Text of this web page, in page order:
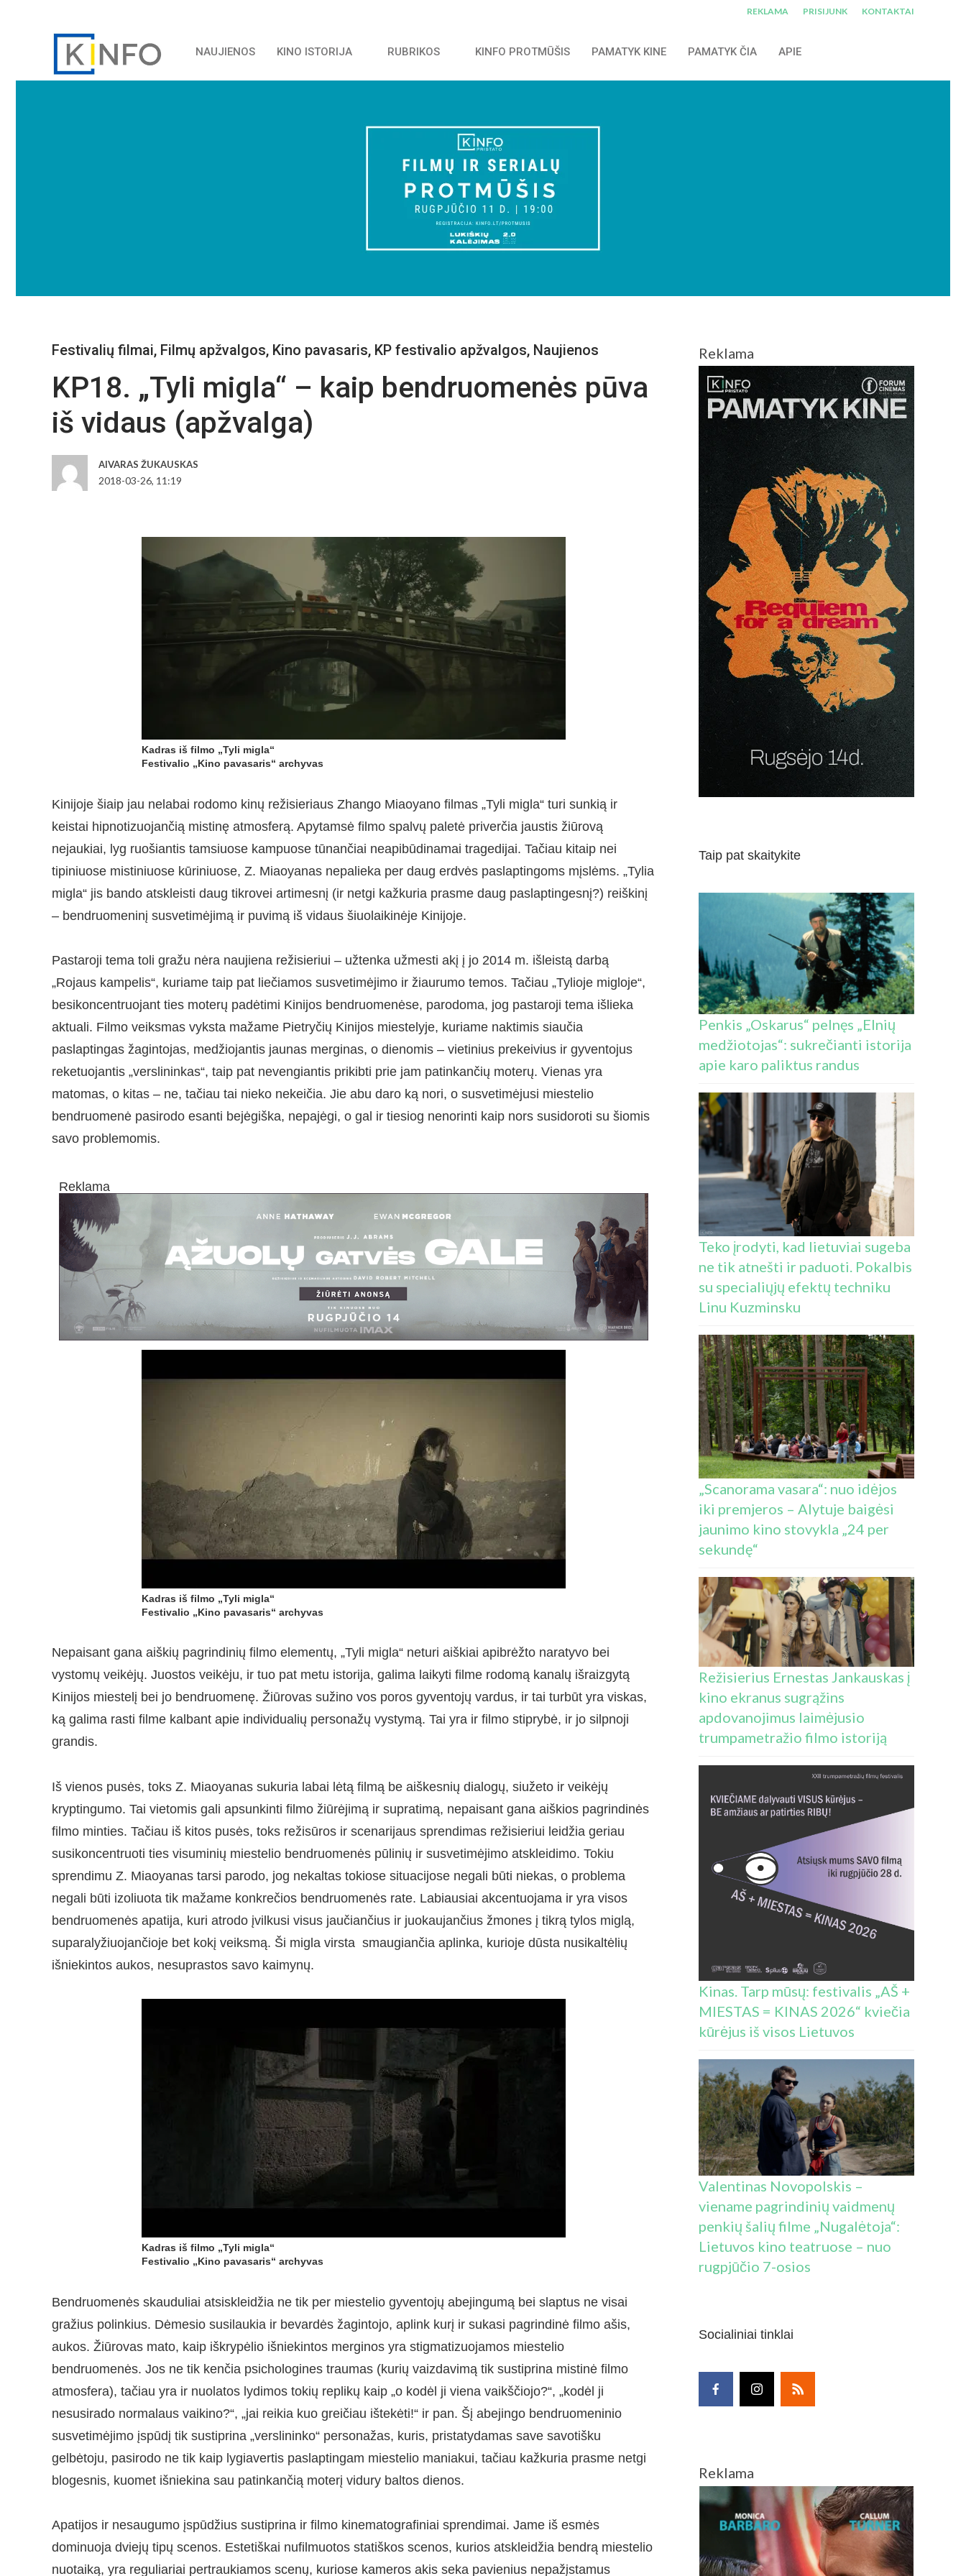
REKLAMA PRISIJUNK KONTAKTAI
NAUJIENOS KINO ISTORIJA RUBRIKOS KINFO PROTMŪŠIS PAMATYK KINE PAMATYK ČIA APIE
Festivalių filmai, Filmų apžvalgos, Kino pavasaris, KP festivalio apžvalgos, Naujienos
KP18. „Tyli migla“ – kaip bendruomenės pūva
iš vidaus (apžvalga)
AIVARAS ŽUKAUSKAS
2018-03-26, 11:19
Kadras iš filmo „Tyli migla“
Festivalio „Kino pavasaris“ archyvas
Kinijoje šiaip jau nelabai rodomo kinų režisieriaus Zhango Miaoyano filmas „Tyli migla“ turi sunkią ir
keistai hipnotizuojančią mistinę atmosferą. Apytamsė filmo spalvų paletė priverčia jaustis žiūrovą
nejaukiai, lyg ruošiantis tamsiuose kampuose tūnančiai neapibūdinamai tragedijai. Tačiau kitaip nei
tipiniuose mistiniuose kūriniuose, Z. Miaoyanas nepalieka per daug erdvės paslaptingoms mįslėms. „Tylia
migla“ jis bando atskleisti daug tikrovei artimesnį (ir netgi kažkuria prasme daug paslaptingesnį?) reiškinį
– bendruomeninį susvetimėjimą ir puvimą iš vidaus šiuolaikinėje Kinijoje.
Pastaroji tema toli gražu nėra naujiena režisieriui – užtenka užmesti akį į jo 2014 m. išleistą darbą
„Rojaus kampelis“, kuriame taip pat liečiamos susvetimėjimo ir žiaurumo temos. Tačiau „Tylioje migloje“,
besikoncentruojant ties moterų padėtimi Kinijos bendruomenėse, parodoma, jog pastaroji tema išlieka
aktuali. Filmo veiksmas vyksta mažame Pietryčių Kinijos miestelyje, kuriame naktimis siaučia
paslaptingas žagintojas, medžiojantis jaunas merginas, o dienomis – vietinius prekeivius ir gyventojus
reketuojantis „verslininkas“, taip pat nevengiantis prikibti prie jam patinkančių moterų. Vienas yra
matomas, o kitas – ne, tačiau tai nieko nekeičia. Jie abu daro ką nori, o susvetimėjusi miestelio
bendruomenė pasirodo esanti bejėgiška, nepajėgi, o gal ir tiesiog nenorinti kaip nors susidoroti su šiomis
savo problemomis.
Reklama
Kadras iš filmo „Tyli migla“
Festivalio „Kino pavasaris“ archyvas
Nepaisant gana aiškių pagrindinių filmo elementų, „Tyli migla“ neturi aiškiai apibrėžto naratyvo bei
vystomų veikėjų. Juostos veikėju, ir tuo pat metu istorija, galima laikyti filme rodomą kanalų išraizgytą
Kinijos miestelį bei jo bendruomenę. Žiūrovas sužino vos poros gyventojų vardus, ir tai turbūt yra viskas,
ką galima rasti filme kalbant apie individualių personažų vystymą. Tai yra ir filmo stiprybė, ir jo silpnoji
grandis.
Iš vienos pusės, toks Z. Miaoyanas sukuria labai lėtą filmą be aiškesnių dialogų, siužeto ir veikėjų
kryptingumo. Tai vietomis gali apsunkinti filmo žiūrėjimą ir supratimą, nepaisant gana aiškios pagrindinės
filmo minties. Tačiau iš kitos pusės, toks režisūros ir scenarijaus sprendimas režisieriui leidžia geriau
susikoncentruoti ties visuminių miestelio bendruomenės pūlinių ir susvetimėjimo atskleidimo. Tokiu
sprendimu Z. Miaoyanas tarsi parodo, jog nekaltas tokiose situacijose negali būti niekas, o problema
negali būti izoliuota tik mažame konkrečios bendruomenės rate. Labiausiai akcentuojama ir yra visos
bendruomenės apatija, kuri atrodo įvilkusi visus jaučiančius ir juokaujančius žmones į tikrą tylos miglą,
suparalyžiuojančioje bet kokį veiksmą. Ši migla virsta smaugiančia aplinka, kurioje dūsta nusikaltėlių
išniekintos aukos, nesuprastos savo kaimynų.
Kadras iš filmo „Tyli migla“
Festivalio „Kino pavasaris“ archyvas
Bendruomenės skauduliai atsiskleidžia ne tik per miestelio gyventojų abejingumą bei slaptus ne visai
gražius polinkius. Dėmesio susilaukia ir bevardės žagintojo, aplink kurį ir sukasi pagrindinė filmo ašis,
aukos. Žiūrovas mato, kaip iškrypėlio išniekintos merginos yra stigmatizuojamos miestelio
bendruomenės. Jos ne tik kenčia psichologines traumas (kurių vaizdavimą tik sustiprina mistinė filmo
atmosfera), tačiau yra ir nuolatos lydimos tokių replikų kaip „o kodėl ji viena vaikščiojo?“, „kodėl ji
nesusirado normalaus vaikino?“, „jai reikia kuo greičiau ištekėti!“ ir pan. Šį abejingo bendruomeninio
susvetimėjimo įspūdį tik sustiprina „verslininko“ personažas, kuris, pristatydamas save savotišku
gelbėtoju, pasirodo ne tik kaip lygiavertis paslaptingam miestelio maniakui, tačiau kažkuria prasme netgi
blogesnis, kuomet išniekina sau patinkančią moterį vidury baltos dienos.
Apatijos ir nesaugumo įspūdžius sustiprina ir filmo kinematografiniai sprendimai. Jame iš esmės
dominuoja dviejų tipų scenos. Estetiškai nufilmuotos statiškos scenos, kurios atskleidžia bendrą miestelio
nuotaiką, yra reguliariai pertraukiamos scenų, kuriose kameros akis seka pavienius nepažįstamus
Reklama
Taip pat skaitykite
Penkis „Oskarus“ pelnęs „Elnių
medžiotojas“: sukrečianti istorija
apie karo paliktus randus
Teko įrodyti, kad lietuviai sugeba
ne tik atnešti ir paduoti. Pokalbis
su specialiųjų efektų techniku
Linu Kuzminsku
„Scanorama vasara“: nuo idėjos
iki premjeros – Alytuje baigėsi
jaunimo kino stovykla „24 per
sekundę“
Režisierius Ernestas Jankauskas į
kino ekranus sugrąžins
apdovanojimus laimėjusio
trumpametražio filmo istoriją
Kinas. Tarp mūsų: festivalis „AŠ +
MIESTAS = KINAS 2026“ kviečia
kūrėjus iš visos Lietuvos
Valentinas Novopolskis –
viename pagrindinių vaidmenų
penkių šalių filme „Nugalėtoja“:
Lietuvos kino teatruose – nuo
rugpjūčio 7-osios
Socialiniai tinklai
Reklama